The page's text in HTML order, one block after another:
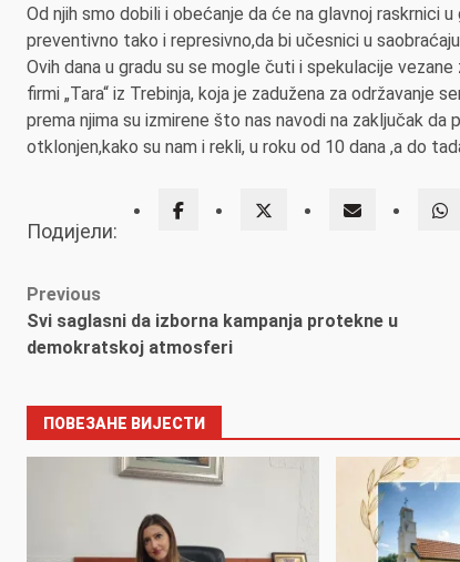
Od njih smo dobili i obećanje da će na glavnoj raskrnici
preventivno tako i represivno,da bi učesnici u
Ovih dana u gradu su se mogle čuti i spekulacije
firmi „Tara“ iz Trebinja, koja je zadužena za održavanje
prema njima su izmirene što nas navodi na zaključak
otklonjen,kako su nam i rekli, u roku od 10 dana ,a do
Подијели:
Post
navigation
Previous
Svi saglasni da izborna kampanja protekne u
demokratskoj atmosferi
ПОВЕЗАНЕ ВИЈЕСТИ